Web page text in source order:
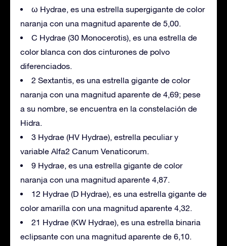
ω Hydrae, es una estrella supergigante de color
naranja con una magnitud aparente de 5,00.
C Hydrae (30 Monocerotis), es una estrella de
color blanca con dos cinturones de polvo
diferenciados.
2 Sextantis, es una estrella gigante de color
naranja con una magnitud aparente de 4,69; pese
a su nombre, se encuentra en la constelación de
Hidra.
3 Hydrae (HV Hydrae), estrella peculiar y
variable Alfa2 Canum Venaticorum.
9 Hydrae, es una estrella gigante de color
naranja con una magnitud aparente 4,87.
12 Hydrae (D Hydrae), es una estrella gigante de
color amarilla con una magnitud aparente 4,32.
21 Hydrae (KW Hydrae), es una estrella binaria
eclipsante con una magnitud aparente de 6,10.